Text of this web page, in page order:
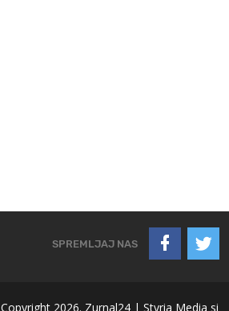
SPREMLJAJ NAS
Copyright 2026. Zurnal24 | Styria Media si